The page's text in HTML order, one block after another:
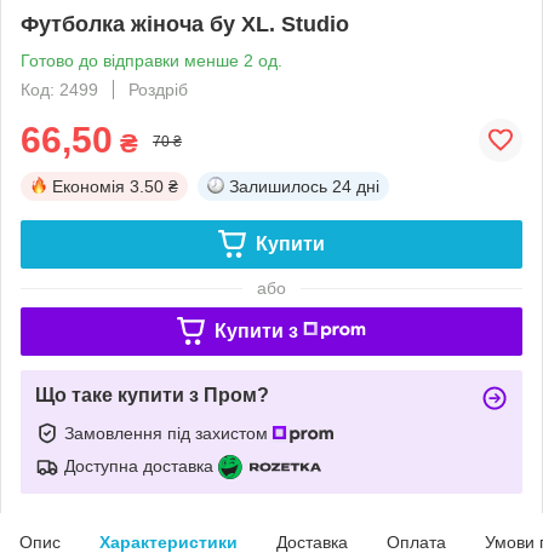
Футболка жіноча бу XL. Studio
Готово до відправки менше 2 од.
Код: 2499
Роздріб
66,50 ₴ 70 ₴
Економія 3.50 ₴ Залишилось 24 дні
Купити
або
Купити з
Що таке купити з Пром?
Замовлення під захистом
Доступна доставка
Опис Характеристики Доставка Оплата Умови